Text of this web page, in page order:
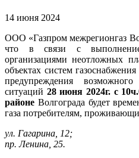
14 июня 2024
ООО «Газпром межрегионгаз
что в связи с выполнением
организациями неотложных
объектах систем
предупреждения
ситуаций 28 июня 2024г. с
районе Волгограда будет
газа потребителям,
ул. Гагарина, 12;
пр. Ленина, 25.